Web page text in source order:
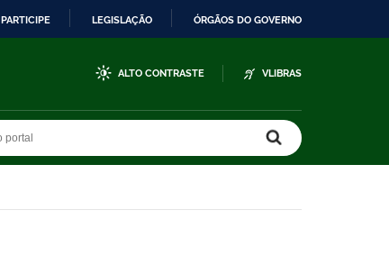
PARTICIPE LEGISLAÇÃO ÓRGÃOS DO GOVERNO
ALTO CONTRASTE VLIBRAS